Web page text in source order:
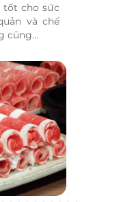
tốt cho sức
và chế
cũng…